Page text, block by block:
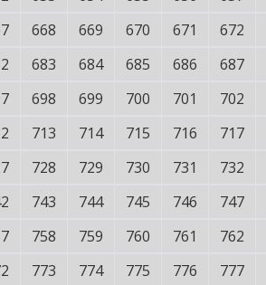
668 669 670 671 672
683 684 685 686 687
698 699 700 701 702
713 714 715 716 717
728 729 730 731 732
743 744 745 746 747
758 759 760 761 762
773 774 775 776 777